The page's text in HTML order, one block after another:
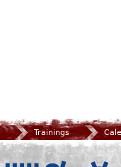
Trainings